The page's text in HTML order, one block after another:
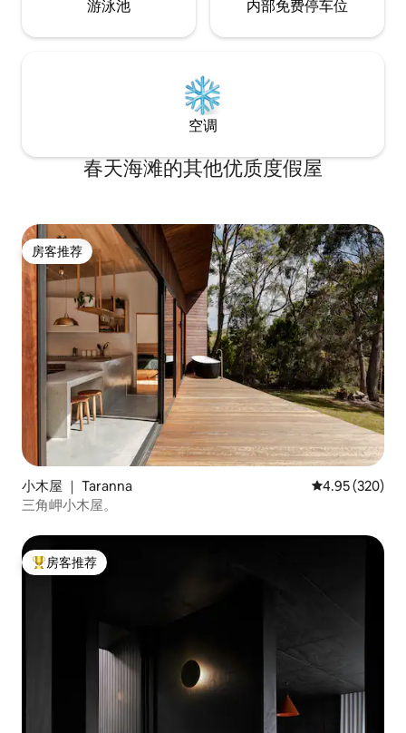
游泳池 内部免费停车位
空调
春天海滩的其他优质度假屋
房客推荐
房客推荐
小木屋 ｜ Taranna 平均评分 4.95
4.95 (320)
三角岬小木屋。
热门「房客推荐」
房客推荐